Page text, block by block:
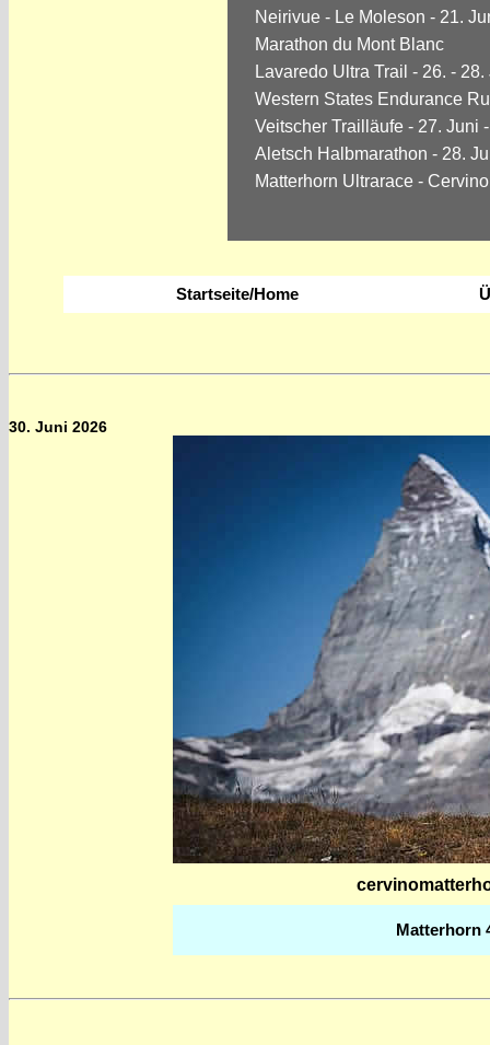
Neirivue - Le Moleson - 21.
Marathon du Mont Blanc
Lavaredo Ultra Trail - 26. - 28.
Western States Endurance
Veitscher Trailläufe - 27. Juni
Aletsch Halbmarathon - 28.
Matterhorn Ultrarace -
Startseite/Home
30. Juni 2026
Matterhorn